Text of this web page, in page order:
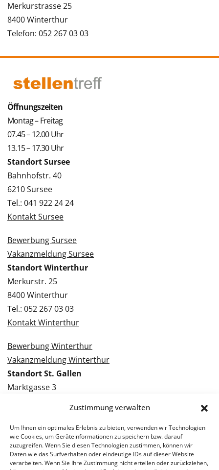
Zustimmung verwalten
Um Ihnen ein optimales Erlebnis zu bieten, verwenden wir Technologien
wie Cookies, um Geräteinformationen zu speichern bzw. darauf
zuzugreifen. Wenn Sie diesen Technologien zustimmen, können wir
Daten wie das Surfverhalten oder eindeutige IDs auf dieser Website
verarbeiten. Wenn Sie Ihre Zustimmung nicht erteilen oder zurückziehen,
Merkurstrasse 25
8400 Winterthur
Telefon: 052 267 03 03
Öffnungszeiten
Montag – Freitag
07.45 – 12.00 Uhr
13.15 – 17.30 Uhr
Standort Sursee
Bahnhofstr. 40
6210 Sursee
Tel.: 041 922 24 24
Kontakt Sursee
Bewerbung Sursee
Vakanzmeldung Sursee
Standort Winterthur
Merkurstr. 25
8400 Winterthur
Tel.: 052 267 03 03
Kontakt Winterthur
Bewerbung Winterthur
Vakanzmeldung Winterthur
Standort St. Gallen
Marktgasse 3
Kontakt St. Gallen
Bewerbung St. Gallen
Vakanzmeldung St. Gallen